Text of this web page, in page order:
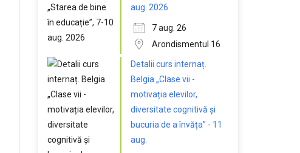
aug. 2026
7 aug. 26
Arondismentul 16
Detalii curs internaț.
Belgia „Clase vii -
motivația elevilor,
diversitate cognitivă și
bucuria de a învăța” - 11
aug.